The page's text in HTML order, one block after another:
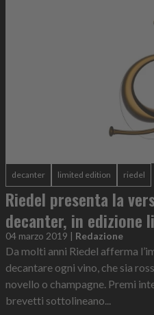
decanter limited edition riedel
Riedel presenta la
decanter, in edizione
04 marzo 2019 | Redazione
Da molti anni Riedel afferma
decantare ogni vino, che sia
novello o champagne. Premi
brevetti sottolineano...